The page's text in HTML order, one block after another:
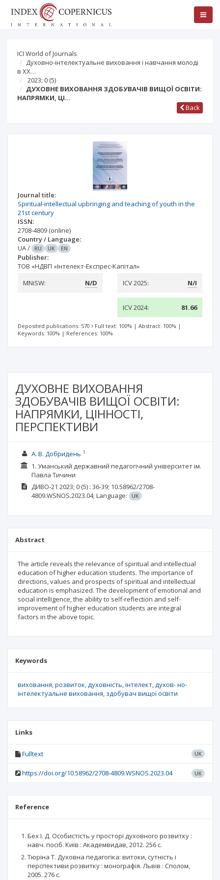
ICI World of Journals
Духовно-інтелектуальне виховання і навчання молоді
в ХХ…
2023; 0 (5)
ДУХОВНЕ ВИХОВАННЯ ЗДОБУВАЧІВ ВИЩОЇ ОСВІТИ:
НАПРЯМКИ, ЦІ…
Back
Journal title:
Spiritual-intellectual upbringing and teaching of youth in the
21st century
ISSN:
2708-4809 (online)
Country / Language:
UA/ RU UK EN
Publisher:
ТОВ «НДВП «Інтелект-Експрес-Капітал»
MNiSW:
N/D ICV 2025: N/I
ICV 2024: 81.66
Deposited publications: 570 Full text: 100% | Abstract: 100% |
Keywords: 100% | References: 100%
ДУХОВНЕ ВИХОВАННЯ
ЗДОБУВАЧІВ ВИЩОЇ ОСВІТИ:
НАПРЯМКИ, ЦІННОСТІ,
ПЕРСПЕКТИВИ
А. В. Добридень 1
1. Уманський державний педагогічний університет ім.
Павла Тичини
ДИВО-21 2023; 0(5) : 36-39; 10.58962/2708-
4809.WSNOS.2023.04; Language: UK
Abstract
The article reveals the relevance of spiritual and intellectual
education of higher education students. The importance of
directions, values and prospects of spiritual and intellectual
education is emphasized. The development of emotional and
social intelligence, the ability to self-reflection and self-
improvement of higher education students are integral
factors in the above topic.
Keywords
виховання розвиток духовність інтелект духов- но-
інтелектуальне виховання здобувач вищої освіти
Links
Fulltext UK
https://doi.org/10.58962/2708-4809.WSNOS.2023.04 UK
Reference
Бех І. Д. Особистість у просторі духовного розвитку :
навч. посіб. Київ : Академвидав, 2012. 256 с.
Тюріна Т. Духовна педагогіка: витоки, сутність і
перспективи розвитку : монографія. Львів : Сполом,
2005. 276 с.